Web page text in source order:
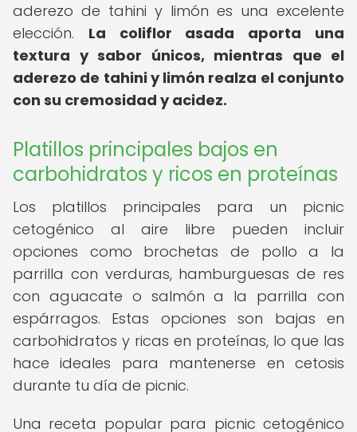
aderezo de tahini y limón es una excelente
elección. La coliflor asada aporta una
textura y sabor únicos, mientras que el
aderezo de tahini y limón realza el conjunto
con su cremosidad y acidez.
Platillos principales bajos en
carbohidratos y ricos en proteínas
Los platillos principales para un picnic
cetogénico al aire libre pueden incluir
opciones como brochetas de pollo a la
parrilla con verduras, hamburguesas de res
con aguacate o salmón a la parrilla con
espárragos. Estas opciones son bajas en
carbohidratos y ricas en proteínas, lo que las
hace ideales para mantenerse en cetosis
durante tu día de picnic.
Una receta popular para picnic cetogénico